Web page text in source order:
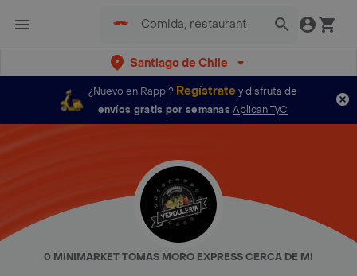
Santiago de Chile
¿Nuevo en Rappi? Regístratey disfruta de
envíos gratis por semanas Aplican TyC
0 MINIMARKET TOMAS MORO EXPRESS CERCA DE MI